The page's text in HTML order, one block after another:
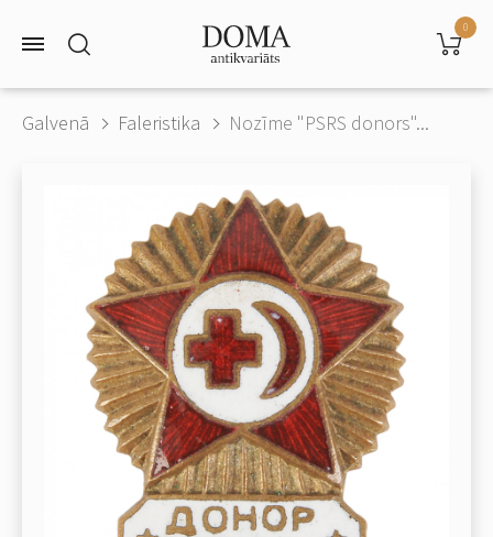
0
Galvenā Faleristika Nozīme "PSRS donors"...